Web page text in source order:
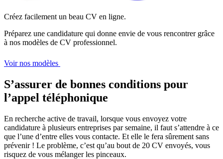
Créez facilement un beau CV en ligne.
Préparez une candidature qui donne envie de vous rencontrer grâce
à nos modèles de CV professionnel.
Voir nos modèles
S’assurer de bonnes conditions pour
l’appel téléphonique
En recherche active de travail, lorsque vous envoyez votre
candidature à plusieurs entreprises par semaine, il faut s’attendre à ce
que l’une d’entre elles vous contacte. Et elle le fera sûrement sans
prévenir ! Le problème, c’est qu’au bout de 20 CV envoyés, vous
risquez de vous mélanger les pinceaux.